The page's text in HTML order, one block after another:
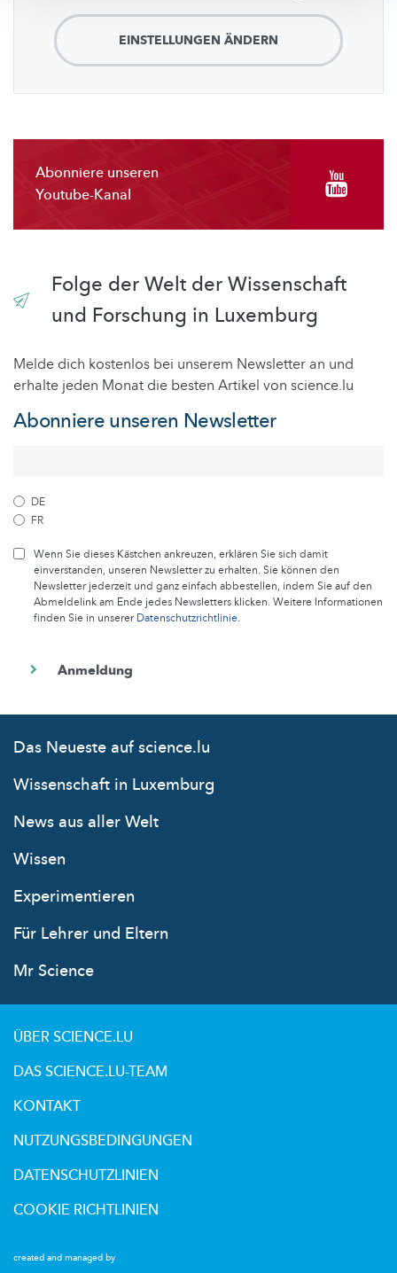
EINSTELLUNGEN ÄNDERN
Abonniere unseren
Youtube-Kanal
Folge der Welt der Wissenschaft
und Forschung in Luxemburg
Melde dich kostenlos bei unserem Newsletter an und
erhalte jeden Monat die besten Artikel von science.lu
Abonniere unseren Newsletter
DE
FR
Wenn Sie dieses Kästchen ankreuzen, erklären Sie sich damit
einverstanden, unseren Newsletter zu erhalten. Sie können den
Newsletter jederzeit und ganz einfach abbestellen, indem Sie auf den
Abmeldelink am Ende jedes Newsletters klicken. Weitere Informationen
finden Sie in unsererDatenschutzrichtlinie.
Das Neueste auf science.lu
Wissenschaft in Luxemburg
News aus aller Welt
Wissen
Experimentieren
Für Lehrer und Eltern
Mr Science
created and managed by
ÜBER SCIENCE.LU
DAS SCIENCE.LU-TEAM
KONTAKT
NUTZUNGSBEDINGUNGEN
DATENSCHUTZLINIEN
COOKIE RICHTLINIEN